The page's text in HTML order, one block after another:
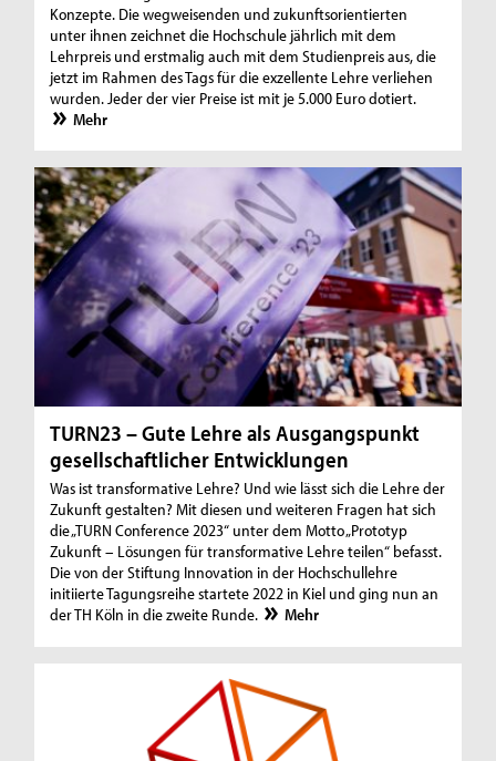
Konzepte. Die wegweisenden und zukunftsorientierten
unter ihnen zeichnet die Hochschule jährlich mit dem
Lehrpreis und erstmalig auch mit dem Studienpreis aus, die
jetzt im Rahmen des Tags für die exzellente Lehre verliehen
wurden. Jeder der vier Preise ist mit je 5.000 Euro dotiert.
Mehr
TURN23 – Gute Lehre als Ausgangspunkt
gesellschaftlicher Entwicklungen
Was ist transformative Lehre? Und wie lässt sich die Lehre der
Zukunft gestalten? Mit diesen und weiteren Fragen hat sich
die „TURN Conference 2023“ unter dem Motto „Prototyp
Zukunft – Lösungen für transformative Lehre teilen“ befasst.
Die von der Stiftung Innovation in der Hochschullehre
initiierte Tagungsreihe startete 2022 in Kiel und ging nun an
der TH Köln in die zweite Runde.
Mehr